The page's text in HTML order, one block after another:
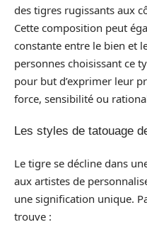
des tigres rugissants aux
Cette composition peut
constante entre le bien et
personnes choisissant ce
pour but d’exprimer leur
force, sensibilité ou
Les styles de tatouage
Le tigre se décline dans
aux artistes de
une signification unique.
trouve :